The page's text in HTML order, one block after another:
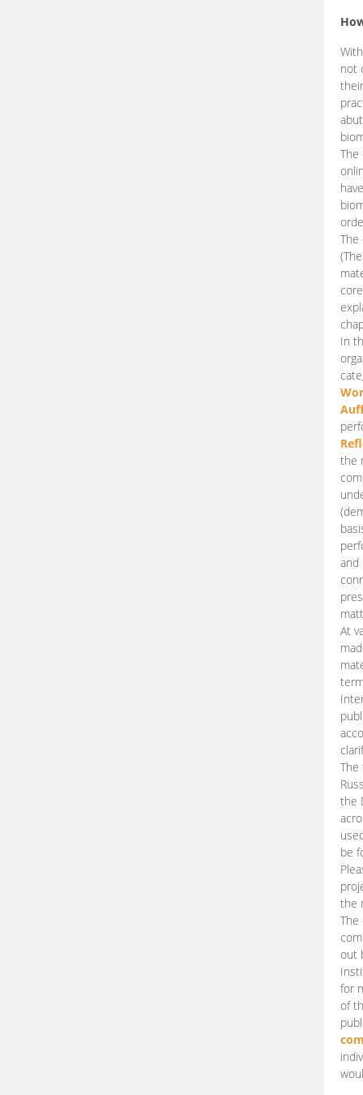
not
The
In
the
and
At
The
the
be
the
The
out
for
of